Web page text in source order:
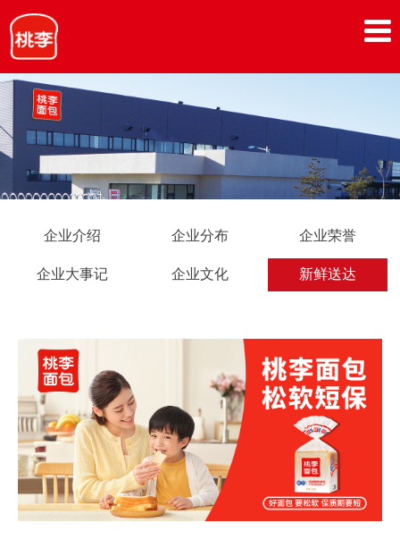
企业介绍 企业分布 企业荣誉
企业大事记 企业文化 新鲜送达